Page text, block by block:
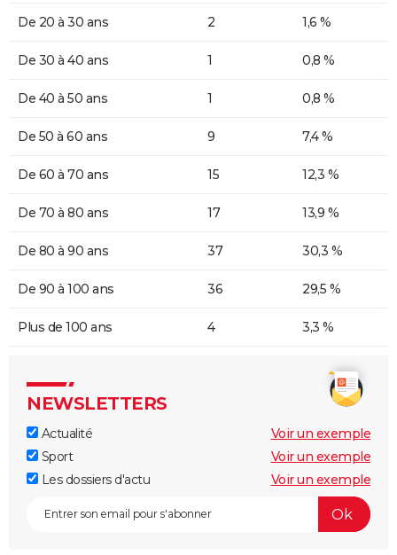
De 20 à 30 ans 2 1,6 %
De 30 à 40 ans 1 0,8 %
De 40 à 50 ans 1 0,8 %
De 50 à 60 ans 9 7,4 %
De 60 à 70 ans 15 12,3 %
De 70 à 80 ans 17 13,9 %
De 80 à 90 ans 37 30,3 %
De 90 à 100 ans 36 29,5 %
Plus de 100 ans 4 3,3 %
NEWSLETTERS
Actualité
Voir un exemple
Sport
Voir un exemple
Les dossiers d'actu
Voir un exemple